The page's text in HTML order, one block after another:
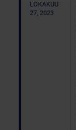
LOKAKUU
27, 2023